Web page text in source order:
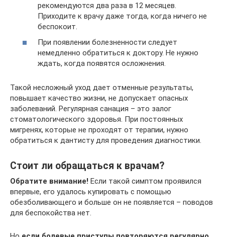
рекомендуются два раза в 12 месяцев.
Приходите к врачу даже тогда, когда ничего не
беспокоит.
При появлении болезненности следует
немедленно обратиться к доктору. Не нужно
ждать, когда появятся осложнения.
Такой несложный уход дает отменные результаты,
повышает качество жизни, не допускает опасных
заболеваний. Регулярная санация – это залог
стоматологического здоровья. При постоянных
мигренях, которые не проходят от терапии, нужно
обратиться к дантисту для проведения диагностики.
Стоит ли обращаться к врачам?
Обратите внимание! Если такой симптом проявился
впервые, его удалось купировать с помощью
обезболивающего и больше он не появляется – поводов
для беспокойства нет.